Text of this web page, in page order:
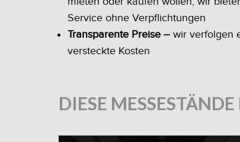
Service ohne Verpflichtungen
Transparente Preise – wir verfolgen
versteckte Kosten
DIESE